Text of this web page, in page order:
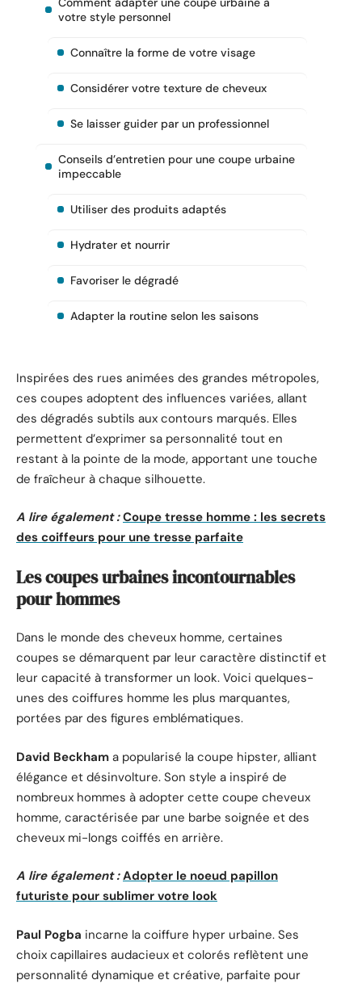
votre style personnel
Connaître la forme de votre visage
Considérer votre texture de cheveux
Se laisser guider par un professionnel
Conseils d’entretien pour une coupe urbaine
impeccable
Utiliser des produits adaptés
Hydrater et nourrir
Favoriser le dégradé
Adapter la routine selon les saisons
Inspirées des rues animées des grandes métropoles,
ces coupes adoptent des influences variées, allant
des dégradés subtils aux contours marqués. Elles
permettent d’exprimer sa personnalité tout en
restant à la pointe de la mode, apportant une touche
de fraîcheur à chaque silhouette.
A lire également : Coupe tresse homme : les secrets
des coiffeurs pour une tresse parfaite
Les coupes urbaines incontournables
pour hommes
Dans le monde des cheveux homme, certaines
coupes se démarquent par leur caractère distinctif et
leur capacité à transformer un look. Voici quelques-
unes des coiffures homme les plus marquantes,
portées par des figures emblématiques.
David Beckham a popularisé la coupe hipster, alliant
élégance et désinvolture. Son style a inspiré de
nombreux hommes à adopter cette coupe cheveux
homme, caractérisée par une barbe soignée et des
cheveux mi-longs coiffés en arrière.
A lire également : Adopter le noeud papillon
futuriste pour sublimer votre look
Paul Pogba incarne la coiffure hyper urbaine. Ses
choix capillaires audacieux et colorés reflètent une
personnalité dynamique et créative, parfaite pour